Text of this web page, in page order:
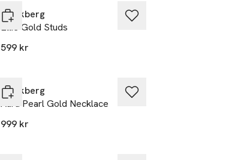
Mockberg
Ellie Gold Studs
599 kr
Mockberg
Aura Pearl Gold Necklace
999 kr